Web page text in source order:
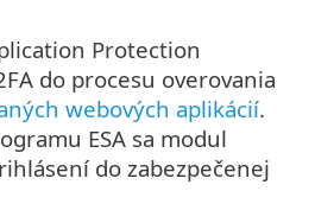
Protection
do procesu overovania
webových aplikácií.
ESA sa modul
do zabezpečenej